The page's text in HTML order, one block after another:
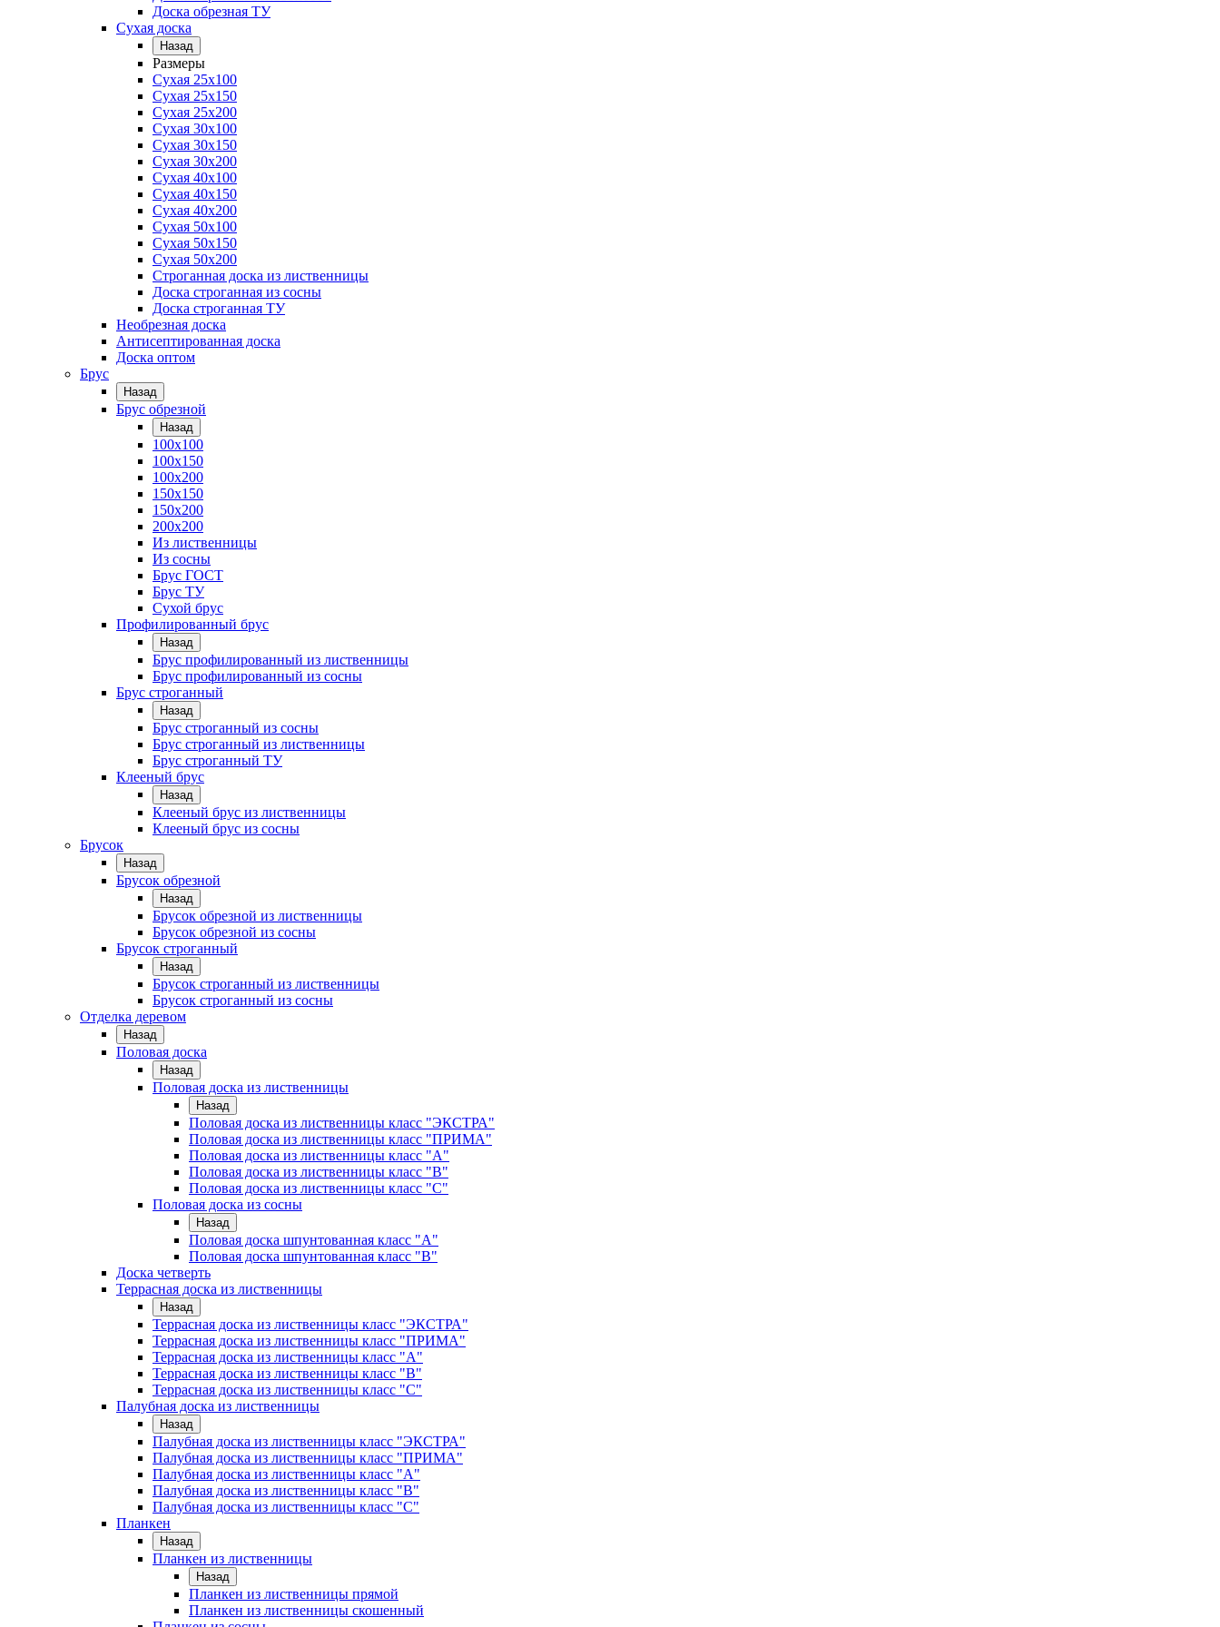
Доска обрезная ТУ
Сухая доска
Назад
Размеры
Сухая 25х100
Сухая 25х150
Сухая 25х200
Сухая 30х100
Сухая 30х150
Сухая 30х200
Сухая 40х100
Сухая 40х150
Сухая 40х200
Сухая 50х100
Сухая 50х150
Сухая 50х200
Строганная доска из лиственницы
Доска строганная из сосны
Доска строганная ТУ
Необрезная доска
Антисептированная доска
Доска оптом
Брус
Назад
Брус обрезной
Назад
100х100
100х150
100х200
150х150
150х200
200х200
Из лиственницы
Из сосны
Брус ГОСТ
Брус ТУ
Сухой брус
Профилированный брус
Назад
Брус профилированный из лиственницы
Брус профилированный из сосны
Брус строганный
Назад
Брус строганный из сосны
Брус строганный из лиственницы
Брус строганный ТУ
Клееный брус
Назад
Клееный брус из лиственницы
Клееный брус из сосны
Брусок
Назад
Брусок обрезной
Назад
Брусок обрезной из лиственницы
Брусок обрезной из сосны
Брусок строганный
Назад
Брусок строганный из лиственницы
Брусок строганный из сосны
Отделка деревом
Назад
Половая доска
Назад
Половая доска из лиственницы
Назад
Половая доска из лиственницы класс "ЭКСТРА"
Половая доска из лиственницы класс "ПРИМА"
Половая доска из лиственницы класс "А"
Половая доска из лиственницы класс "B"
Половая доска из лиственницы класс "C"
Половая доска из сосны
Назад
Половая доска шпунтованная класс "А"
Половая доска шпунтованная класс "B"
Доска четверть
Террасная доска из лиственницы
Назад
Террасная доска из лиственницы класс "ЭКСТРА"
Террасная доска из лиственницы класс "ПРИМА"
Террасная доска из лиственницы класс "А"
Террасная доска из лиственницы класс "B"
Террасная доска из лиственницы класс "C"
Палубная доска из лиственницы
Назад
Палубная доска из лиственницы класс "ЭКСТРА"
Палубная доска из лиственницы класс "ПРИМА"
Палубная доска из лиственницы класс "А"
Палубная доска из лиственницы класс "B"
Палубная доска из лиственницы класс "C"
Планкен
Назад
Планкен из лиственницы
Назад
Планкен из лиственницы прямой
Планкен из лиственницы скошенный